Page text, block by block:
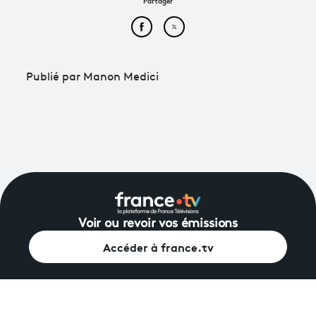
Partager cet article sur
Partager cet article sur
Publié par Manon Medici
Voir ou revoir vos émissions
Accéder à france.tv